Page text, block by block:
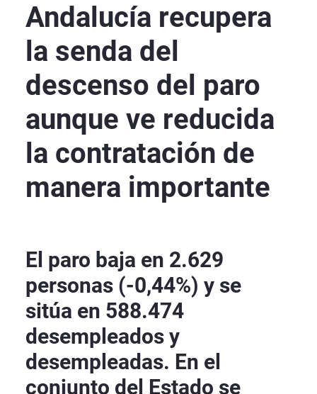
Andalucía recupera
la senda del
descenso del paro
aunque ve reducida
la contratación de
manera importante
El paro baja en 2.629
personas (-0,44%) y se
sitúa en 588.474
desempleados y
desempleadas. En el
conjunto del Estado se